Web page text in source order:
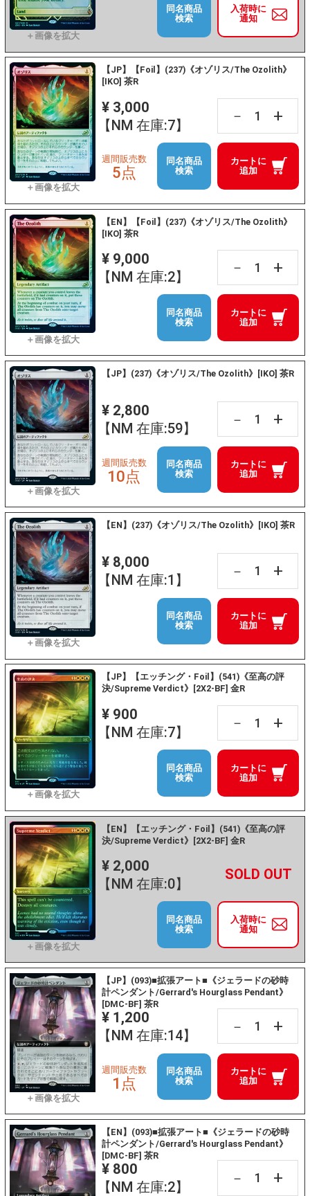
入荷時に
通知
同名商品
検索
【JP】【Foil】(237)《オゾリス/The Ozolith》
[IKO] 茶R
¥ 3,000
【NM 在庫:7】
－ +
カートに
追加
週間販売数
5点
同名商品
検索
【EN】【Foil】(237)《オゾリス/The Ozolith》
[IKO] 茶R
¥ 9,000
【NM 在庫:2】
－ +
カートに
追加
同名商品
検索
【JP】(237)《オゾリス/The Ozolith》[IKO] 茶R
¥ 2,800
【NM 在庫:59】
－ +
カートに
追加
週間販売数
10点
同名商品
検索
【EN】(237)《オゾリス/The Ozolith》[IKO] 茶R
¥ 8,000
【NM 在庫:1】
－ +
カートに
追加
同名商品
検索
【JP】【エッチング・Foil】(541)《至高の評
決/Supreme Verdict》[2X2-BF] 金R
¥ 900
【NM 在庫:7】
－ +
カートに
追加
同名商品
検索
【EN】【エッチング・Foil】(541)《至高の評
決/Supreme Verdict》[2X2-BF] 金R
¥ 2,000
【NM 在庫:0】
－ +
入荷時に
通知
同名商品
検索
【JP】(093)■拡張アート■《ジェラードの砂時
計ペンダント/Gerrard's Hourglass Pendant》
[DMC-BF] 茶R
¥ 1,200
【NM 在庫:14】
－ +
カートに
追加
週間販売数
1点
同名商品
検索
【EN】(093)■拡張アート■《ジェラードの砂時
計ペンダント/Gerrard's Hourglass Pendant》
[DMC-BF] 茶R
¥ 800
【NM 在庫:2】
－ +